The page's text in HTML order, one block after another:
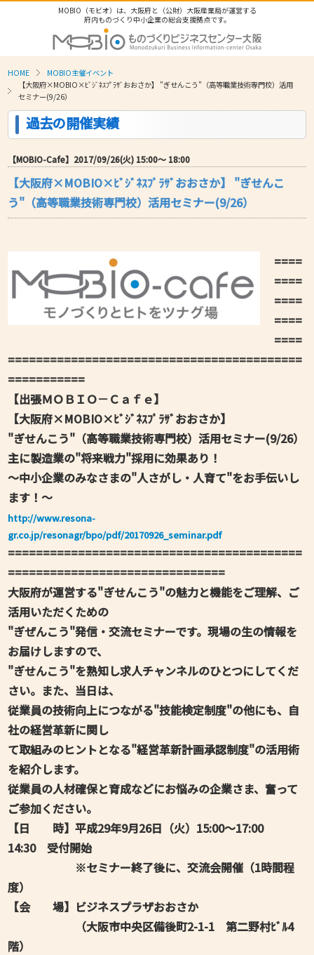
MOBIO（モビオ）は、大阪府と（公財）大阪産業局が運営する
府内ものづくり中小企業の総合支援拠点です。
HOME
MOBIO主催イベント
【大阪府×MOBIO×ﾋﾞｼﾞﾈｽﾌﾟﾗｻﾞおおさか】 "ぎせんこう"（高等職業技術専門校）活用
セミナー(9/26）
過去の開催実績
【MOBIO-Cafe】2017/09/26(火) 15:00〜 18:00
【大阪府×MOBIO×ﾋﾞｼﾞﾈｽﾌﾟﾗｻﾞおおさか】 "ぎせんこ
う"（高等職業技術専門校）活用セミナー(9/26）
====
====
====
====
====
==========================================
===========
【出張ＭＯＢＩＯ－Ｃａｆｅ】
【大阪府×MOBIO×ﾋﾞｼﾞﾈｽﾌﾟﾗｻﾞおおさか】
"ぎせんこう"（高等職業技術専門校）活用セミナー(9/26）
主に製造業の"将来戦力"採用に効果あり！
～中小企業のみなさまの"人さがし・人育て"をお手伝いし
ます！～
http://www.resona-
gr.co.jp/resonagr/bpo/pdf/20170926_seminar.pdf
==========================================
===============================
大阪府が運営する"ぎせんこう"の魅力と機能をご理解、ご
活用いただくための
"ぎぜんこう"発信・交流セミナーです。現場の生の情報を
お届けしますので、
"ぎせんこう"を熟知し求人チャンネルのひとつにしてくだ
さい。また、当日は、
従業員の技術向上につながる"技能検定制度"の他にも、自
社の経営革新に関し
て取組みのヒントとなる"経営革新計画承認制度"の活用術
を紹介します。
従業員の人材確保と育成などにお悩みの企業さま、奮って
ご参加ください。
【日 時】平成29年9月26日（火）15:00～17:00
14:30 受付開始
※セミナー終了後に、交流会開催（1時間程
度）
【会 場】ビジネスプラザおおさか
（大阪市中央区備後町2-1-1 第二野村ﾋﾞﾙ4
階）